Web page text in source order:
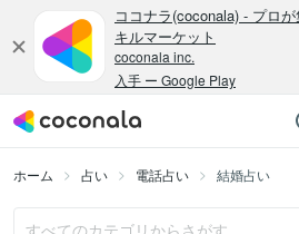
ホーム 占い 電話占い 結婚占い